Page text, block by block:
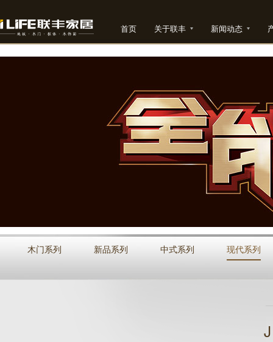
首页 关于联丰 新闻动态
木门系列 新品系列 中式系列 现代系列